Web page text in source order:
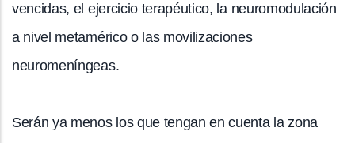
vencidas, el ejercicio terapéutico, la neuromodulación
a nivel metamérico o las movilizaciones
neuromeníngeas.
Serán ya menos los que tengan en cuenta la zona